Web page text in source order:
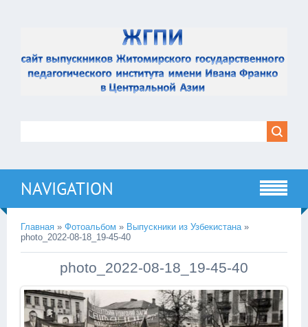
NAVIGATION
Главная » Фотоальбом » Выпускники из Узбекистана»
photo_2022-08-18_19-45-40
photo_2022-08-18_19-45-40